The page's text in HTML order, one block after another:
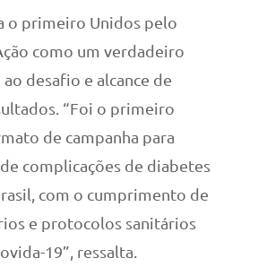
o primeiro Unidos pelo
como um verdadeiro
desafio e alcance de
“Foi o primeiro
de campanha para
complicações de diabetes
com o cumprimento de
e protocolos sanitários
19”, ressalta.